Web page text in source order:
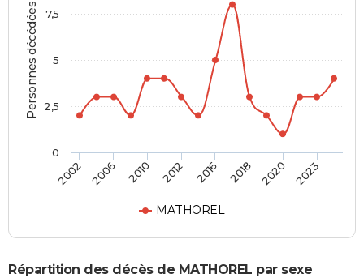
Personnes décédées
MATHOREL
2002 2006 2010 2012 2016 2018 2020 2023
0
2,5
5
7,5
Répartition des décès de MATHOREL par sexe